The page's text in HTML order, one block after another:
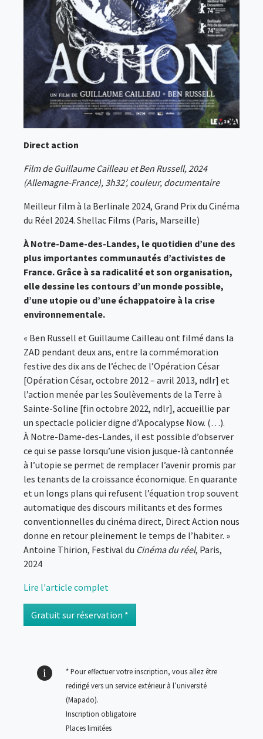
Direct action
Film de Guillaume Cailleau et Ben Russell, 2024
(Allemagne-France), 3h32’, couleur, documentaire
Meilleur film à la Berlinale 2024, Grand Prix du Cinéma
du Réel 2024. Shellac Films (Paris, Marseille)
À Notre-Dame-des-Landes, le quotidien d’une des
plus importantes communautés d’activistes de
France. Grâce à sa radicalité et son organisation,
elle dessine les contours d’un monde possible,
d’une utopie ou d’une échappatoire à la crise
environnementale.
« Ben Russell et Guillaume Cailleau ont filmé dans la
ZAD pendant deux ans, entre la commémoration
festive des dix ans de l’échec de l’Opération César
[Opération César, octobre 2012 – avril 2013, ndlr] et
l’action menée par les Soulèvements de la Terre à
Sainte-Soline [fin octobre 2022, ndlr], accueillie par
un spectacle policier digne d’Apocalypse Now. (…).
À Notre-Dame-des-Landes, il est possible d’observer
ce qui se passe lorsqu’une vision jusque-là cantonnée
à l’utopie se permet de remplacer l’avenir promis par
les tenants de la croissance économique. En quarante
et un longs plans qui refusent l’équation trop souvent
automatique des discours militants et des formes
conventionnelles du cinéma direct, Direct Action nous
donne en retour pleinement le temps de l’habiter. »
Antoine Thirion, Festival du Cinéma du réel, Paris,
2024
Lire l'article complet
Gratuit sur réservation *
* Pour effectuer votre inscription, vous allez être
redirigé vers un service extérieur à l’université
(Mapado).
Inscription obligatoire
Places limitées